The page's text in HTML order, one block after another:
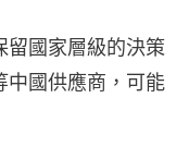
留國家層級的決策
中國供應商，可能